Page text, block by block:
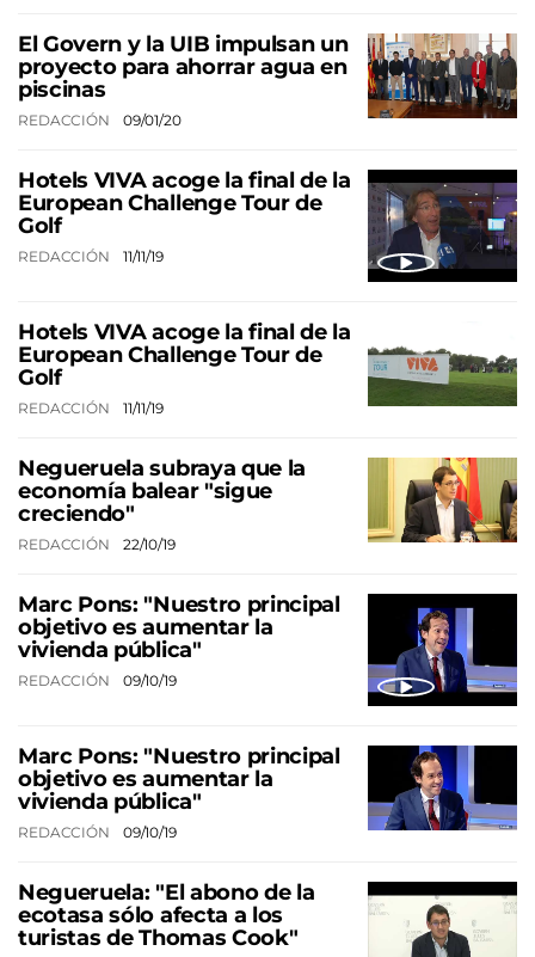
El Govern y la UIB impulsan un
proyecto para ahorrar agua en
piscinas
REDACCIÓN 09/01/20
Hotels VIVA acoge la final de la
European Challenge Tour de
Golf
REDACCIÓN 11/11/19
Hotels VIVA acoge la final de la
European Challenge Tour de
Golf
REDACCIÓN 11/11/19
Negueruela subraya que la
economía balear "sigue
creciendo"
REDACCIÓN 22/10/19
Marc Pons: "Nuestro principal
objetivo es aumentar la
vivienda pública"
REDACCIÓN 09/10/19
Marc Pons: "Nuestro principal
objetivo es aumentar la
vivienda pública"
REDACCIÓN 09/10/19
Negueruela: "El abono de la
ecotasa sólo afecta a los
turistas de Thomas Cook"